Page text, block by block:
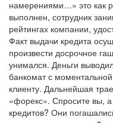
намерениями…» это как
выполнен, сотрудник
рейтингах компании,
Факт выдачи кредита
произвести досрочное
унимался. Деньги
банкомат с
клиенту. Дальнейшая
«форекс». Спросите вы,
кредитов? Они